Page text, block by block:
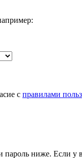
с правилами
пароль ниже. Если у